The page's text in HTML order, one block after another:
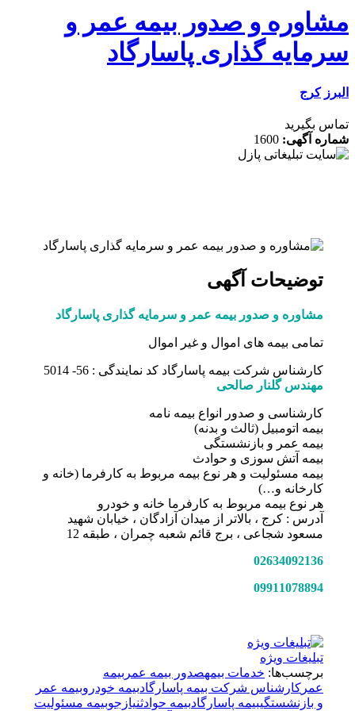
و صدور بیمه عمر و
گذاری پاسارگاد
کرج
بگیرید
آگهی:1600
توضیحات آگهی
مشاوره و صدور بیمه عمر و سرمایه گذاری پاسارگاد
تمامی بیمه های اموال و غیر اموال
کارشناس شرکت بیمه پاسارگاد کد نمایندگی : 56- 5014
مهندس گلنار صالحی
کارشناسی و صدور انواع بیمه نامه
بیمه اتومبیل (ثالث و بدنه)
بیمه عمر و بازنشستگی
بیمه آتش سوزی و حوادث
بیمه مسئولیت و هر نوع بیمه مربوط به کارفرما (خانه و
کارخانه و…)
هر نوع بیمه مربوط به کارفرما خانه و خودرو
آدرس : کرج ، بالاتر از میدان آزادگان ، خیابان شهید
مسعود شجاعی ، برج قائم شعبه چمران ، طبقه 12
02634092136
09911078894
تبلیغات ویژه
برچسب‌ها:خدمات بیمهصدور بیمه عمربیمه
کارشناس شرکت بیمه پاسارگادبیمه خودروبیمه عمر
و بازنشستگیبیمه پاسارگادبیمه حوادث نیازجوبیمه مسئولیت